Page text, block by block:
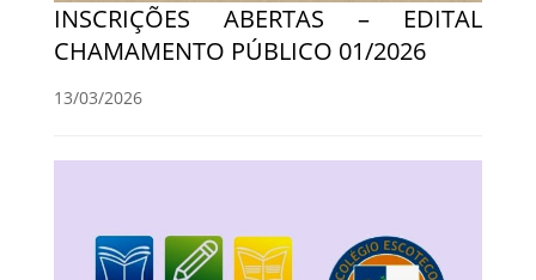
INSCRIÇÕES ABERTAS – EDITAL
CHAMAMENTO PÚBLICO 01/2026
13/03/2026